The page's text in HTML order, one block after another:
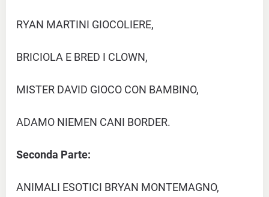
RYAN MARTINI GIOCOLIERE,
BRICIOLA E BRED I CLOWN,
MISTER DAVID GIOCO CON BAMBINO,
ADAMO NIEMEN CANI BORDER.
Seconda Parte:
ANIMALI ESOTICI BRYAN MONTEMAGNO,